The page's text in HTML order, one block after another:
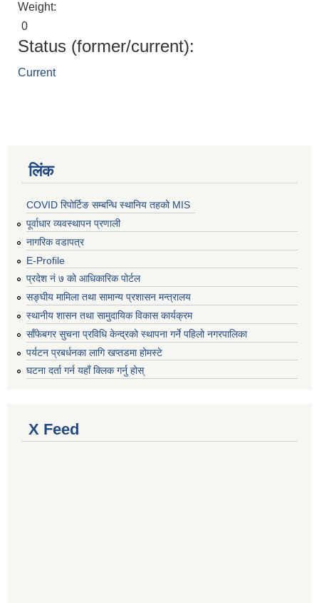
Weight:
0
Status (former/current):
Current
लिंक
COVID रिपोर्टिङ सम्बन्धि स्थानिय तहको MIS
पूर्वाधार व्यवस्थापन प्रणाली
नागरिक वडापत्र
E-Profile
प्रदेश नं ७ को आधिकारिक पोर्टल
सङ्घीय मामिला तथा सामान्य प्रशासन मन्त्रालय
स्थानीय शासन तथा सामुदायिक विकास कार्यक्रम
साँफेबगर सुचना प्रविधि केन्द्रको स्थापना गर्ने पहिलो नगरपालिका
पर्यटन प्रबर्धनका लागि खप्तडमा होमस्टे
घटना दर्ता गर्न यहाँ क्लिक गर्नु होस्
X Feed